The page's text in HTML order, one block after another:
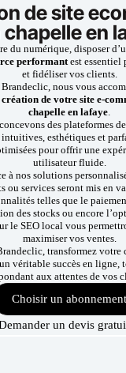
de site
chapelle en
du numérique, disposer
performantest essentiel
et fidéliser vos clients.
nous vous
création de votre site e-
chapelle en lafaye.
des plateformes
esthétiques et
pour offrir une
utilisateur fluide.
à nos solutions
ou services seront mis en
telles que le
des stocks ou encore
le SEO local vous
maximiser vos ventes.
transformez votre
véritable succès en ligne,
aux attentes de vos
Choisir un abonnement
un devis